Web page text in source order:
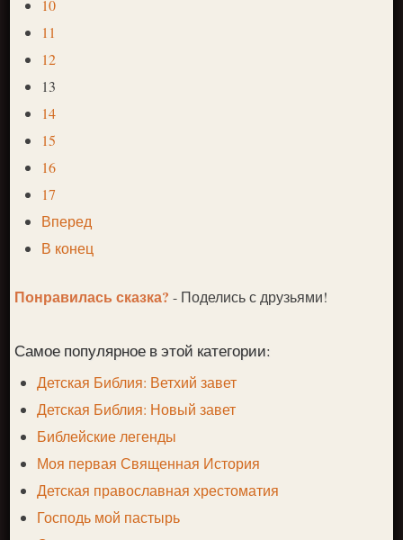
10
11
12
13
14
15
16
17
Вперед
В конец
Понравилась сказка?- Поделись с друзьями!
Самое популярное в этой категории:
Детская Библия: Ветхий завет
Детская Библия: Новый завет
Библейские легенды
Моя первая Священная История
Детская православная хрестоматия
Господь мой пастырь